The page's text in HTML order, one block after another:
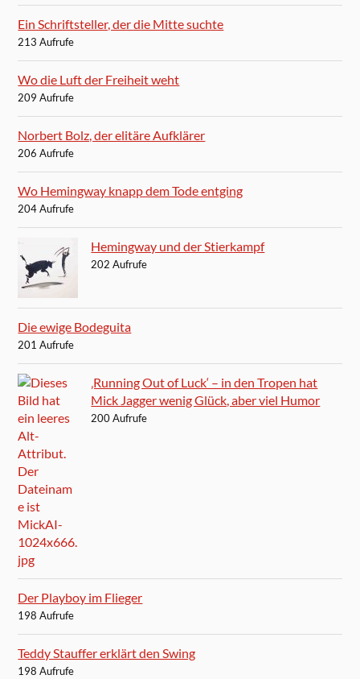
Ein Schriftsteller, der die Mitte suchte
213 Aufrufe
Wo die Luft der Freiheit weht
209 Aufrufe
Norbert Bolz, der elitäre Aufklärer
206 Aufrufe
Wo Hemingway knapp dem Tode entging
204 Aufrufe
Hemingway und der Stierkampf
202 Aufrufe
Die ewige Bodeguita
201 Aufrufe
‚Running Out of Luck‘ – in den Tropen hat
Mick Jagger wenig Glück, aber viel Humor
200 Aufrufe
Der Playboy im Flieger
198 Aufrufe
Teddy Stauffer erklärt den Swing
198 Aufrufe